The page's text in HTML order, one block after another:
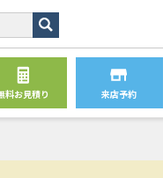
料お見積り 来店予約